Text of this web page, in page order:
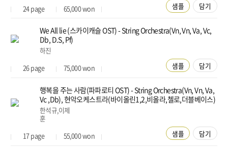
24page 65,000won 샘플 담기
We All lie (스카이캐슬 OST) - String Orchestra(Vn, Vn, Va, Vc,
Db, D.S, Pf)
하진
26page 75,000won 샘플 담기
행복을 주는 사람(파파로티 OST) - String Orchestra(Vn, Vn, Va,
Vc ,Db), 현악오케스트라(바이올린1,2,비올라,첼로,더블베이스)
한석규,이제
훈
17page 55,000won 샘플 담기